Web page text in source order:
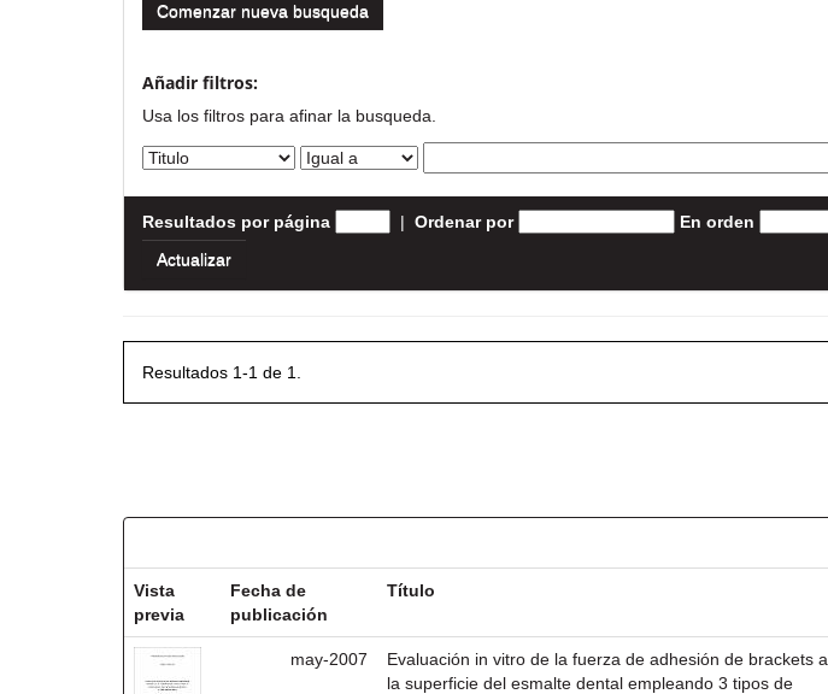
Comenzar nueva busqueda
Añadir filtros:
Usa los filtros para afinar la busqueda.
Resultados por página | Ordenar por En orden
Resultados 1-1 de 1.
Vista
previa
Fecha de
publicación
Título
may-2007
Evaluación in vitro de la fuerza de adhesión de brackets a
la superficie del esmalte dental empleando 3 tipos de